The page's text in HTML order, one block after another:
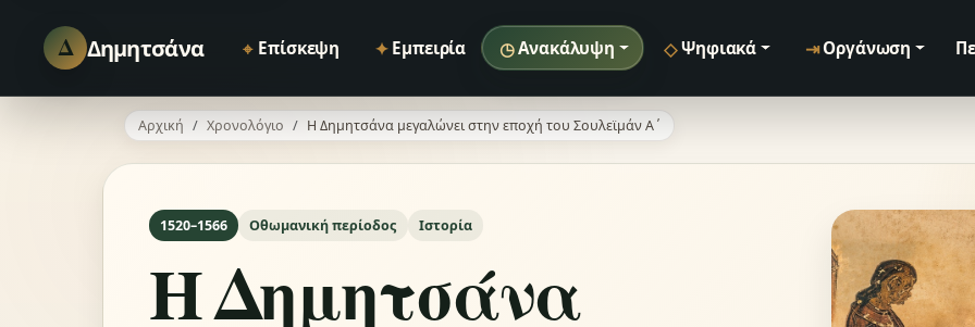
Δ Δημητσάνα ⌖ Επίσκεψη ✦ Εμπειρία ◷Ανακάλυψη ◇ Ψηφιακά ⇥ Οργάνωση
Αρχική Χρονολόγιο Η Δημητσάνα μεγαλώνει στην εποχή του Σουλεϊμάν Α΄
1520–1566 Οθωμανική περίοδος Ιστορία
Η Δημητσάνα